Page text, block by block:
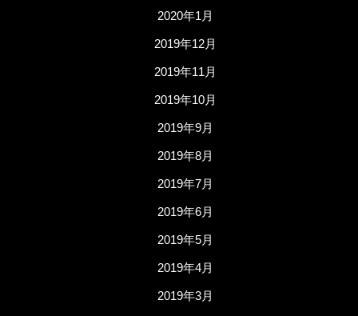
2020年1月
2019年12月
2019年11月
2019年10月
2019年9月
2019年8月
2019年7月
2019年6月
2019年5月
2019年4月
2019年3月